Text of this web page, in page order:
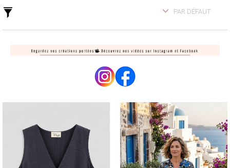
MANTEAUX & PARKAS
ROBES
JUPES & SHORTS
ACCESSOIRES
PAR DÉFAUT